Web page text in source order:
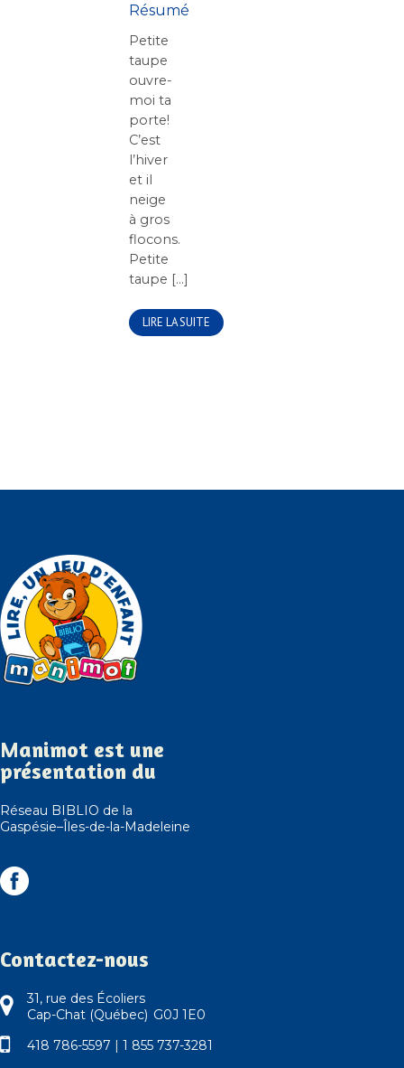
Résumé
Petite
taupe
ouvre-
moi ta
porte!
C’est
l’hiver
et il
neige
à gros
flocons.
Petite
taupe [...]
LIRE LA SUITE
Manimot est une
présentation du
Réseau BIBLIO de la
Gaspésie–Îles-de-la-Madeleine
Contactez-nous
31, rue des Écoliers
Cap-Chat (Québec) G0J 1E0
418 786-5597
1 855 737-3281